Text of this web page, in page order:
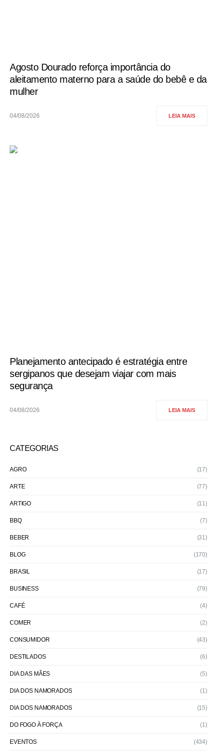
Agosto Dourado reforça importância do
aleitamento materno para a saúde do bebê e da
mulher
04/08/2026 LEIA MAIS
Planejamento antecipado é estratégia entre
sergipanos que desejam viajar com mais
segurança
04/08/2026 LEIA MAIS
CATEGORIAS
AGRO (17)
ARTE (77)
ARTIGO (11)
BBQ (7)
BEBER (31)
BLOG (170)
BRASIL (17)
BUSINESS (79)
CAFÉ (4)
COMER (2)
CONSUMIDOR (43)
DESTILADOS (6)
DIA DAS MÃES (5)
DIA DOS NAMORADOS (1)
DIA DOS NAMORADOS (15)
DO FOGO À FORÇA (1)
EVENTOS (434)